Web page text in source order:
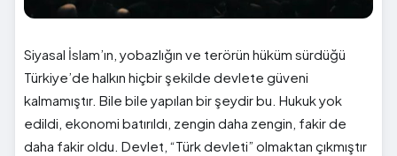
Siyasal İslam’ın, yobazlığın ve terörün hüküm sürdüğü
Türkiye’de halkın hiçbir şekilde devlete güveni
kalmamıştır. Bile bile yapılan bir şeydir bu. Hukuk yok
edildi, ekonomi batırıldı, zengin daha zengin, fakir de
daha fakir oldu. Devlet, “Türk devleti” olmaktan çıkmıştır